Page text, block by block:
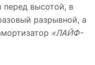
перед высотой, в
разрывной, а
«ЛАЙФ-